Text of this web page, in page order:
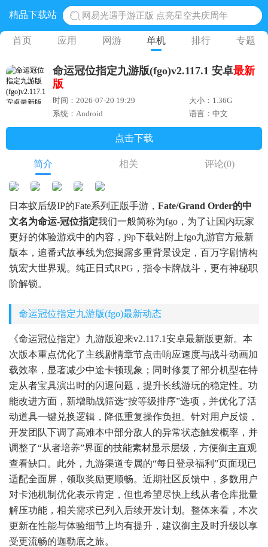
精品下载站
网易光遇手游正版 点亮星空共庆周年
黎明觉醒生机腾讯正版 黎明觉醒生机国际服
蛋仔派对下载 蛋仔派对体验服
奥特曼王者传奇 正版奥特曼游戏
首页 应用 网游 单机 排行 专题
命运冠位指定九游版(fgo)v2.117.1 安卓最新
版
时间：2026-07-20 19:29
大小：1.36G
系统：Android
语言：中文
点击下载
简介 相关 评论(0)
日本蚁后级IP的Fate系列正版手游， Fate/Grand Order的中
文名为命运-冠位指定我们一般简称为fgo，为了让国内玩家
更好的体验游戏中的内容，j9p下载站附上fgo九游官方最新
版本，追番式故事线为您揭露多重背景设定，百万字剧情构
筑宏大世界观。纯正日式RPG，指令卡牌战斗，更有神秘职
阶解锁。
命运冠位指定九游版(fgo)最新动态
《命运冠位指定》九游版迎来v2.117.1安卓最新版更新。本
次版本重点优化了主线剧情章节点击响应速度与战斗动画加
载效率，显著减少中途卡顿现象；同时修复了部分机型在特
定从者宝具演出时的闪退问题，提升长线游玩的稳定性。功
能改进方面，新增助战筛选“按等级排序”选项，并优化了活
动道具一键兑换逻辑，降低重复操作负担。针对用户反馈，
开发团队下调了高难本中部分敌人的异常状态触发概率，并
调整了“从者培养”界面的技能素材显示层级，方便御主直观
查看缺口。此外，九游渠道专属的“每日登录福利”页面现已
适配全面屏，领取奖励更顺畅。近期社区反馈中，多数用户
对卡池机制优化表示肯定，但也希望尽快上线从者仓库批量
解压功能，相关需求已列入后续开发计划。整体来看，本次
更新在性能与体验细节上均有提升，建议御主及时升级以享
受更流畅的迦勒底之旅。